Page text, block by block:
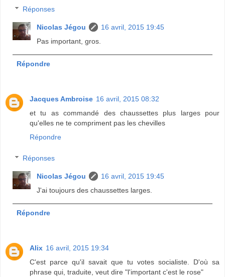
Réponses
Nicolas Jégou
16 avril, 2015 19:45
Pas important, gros.
Répondre
Jacques Ambroise 16 avril, 2015 08:32
et tu as commandé des chaussettes plus larges pour
qu'elles ne te compriment pas les chevilles
Répondre
Réponses
Nicolas Jégou
16 avril, 2015 19:45
J'ai toujours des chaussettes larges.
Répondre
Alix 16 avril, 2015 19:34
C'est parce qu'il savait que tu votes socialiste. D'où sa
phrase qui, traduite, veut dire "l'important c'est le rose"